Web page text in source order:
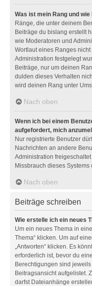
Was ist mein Rang und
Ränge, die unter deinem
Beiträge du bislang erstellt
wie Moderatoren und
Wortlaut eines Ranges
Administration festgelegt
Beiträge, nur um deinen
dulden dieses Verhalten
wird deinen Rang unter
Nach oben
Wenn ich bei einem
aufgefordert, mich
Nur registrierte Benutzer
Nachrichten an andere
Administration
Missbrauch dieses Systems
Nach oben
Beiträge schreiben
Wie erstelle ich ein neues
Um ein neues Thema in
Thema“ klicken. Um auf
„Antworten“ klicken. Es
erforderlich ist, bevor du
Berechtigungen sind
Beitragsansicht aufgelistet.
darfst Dateianhänge